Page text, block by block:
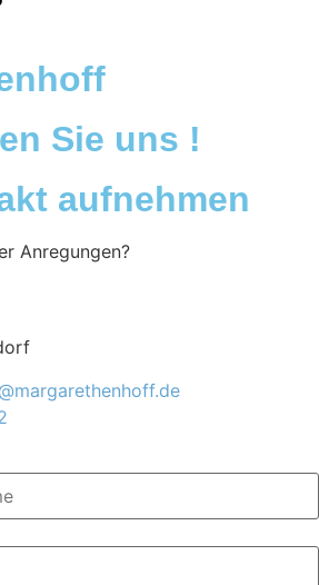
Sie uns !
aufnehmen
Anregungen?